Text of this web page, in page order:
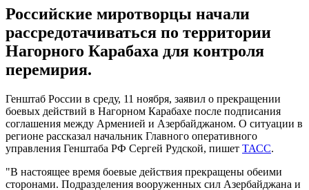
Российские миротворцы начали
рассредотачиваться по территории
Нагорного Карабаха для контроля
перемирия.
Генштаб России в среду, 11 ноября, заявил о прекращении
боевых действий в Нагорном Карабахе после подписания
соглашения между Арменией и Азербайджаном. О ситуации в
регионе рассказал начальник Главного оперативного
управления Генштаба РФ Сергей Рудской, пишет ТАСС.
"В настоящее время боевые действия прекращены обеими
сторонами. Подразделения вооруженных сил Азербайджана и